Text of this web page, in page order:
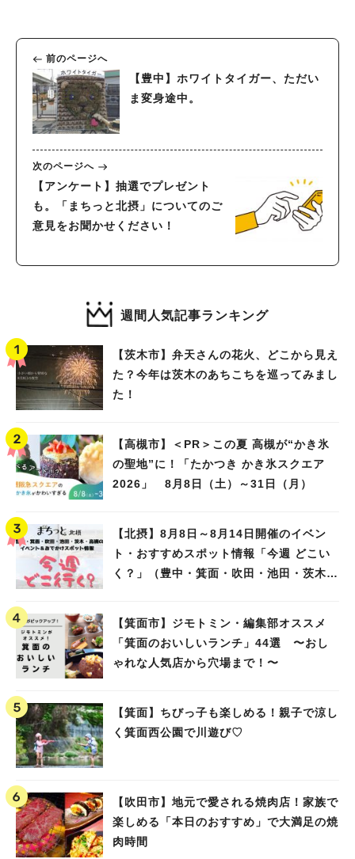
前のページへ
【豊中】ホワイトタイガー、ただい
ま変身途中。
次のページへ
【アンケート】抽選でプレゼント
も。「まちっと北摂」についてのご
意見をお聞かせください！
週間人気記事ランキング
【茨木市】弁天さんの花火、どこから見え
た？今年は茨木のあちこちを巡ってみまし
た！
【高槻市】＜PR＞この夏 高槻が“かき氷
の聖地”に！「たかつき かき氷スクエア
2026」 8月8日（土）～31日（月）
【北摂】8月8日～8月14日開催のイベン
ト・おすすめスポット情報「今週 どこい
く？」（豊中・箕面・吹田・池田・茨木・
【箕面市】ジモトミン・編集部オススメ
「箕面のおいしいランチ」44選 〜おし
ゃれな人気店から穴場まで！〜
【箕面】ちびっ子も楽しめる！親子で涼し
く箕面西公園で川遊び♡
【吹田市】地元で愛される焼肉店！家族で
楽しめる「本日のおすすめ」で大満足の焼
肉時間